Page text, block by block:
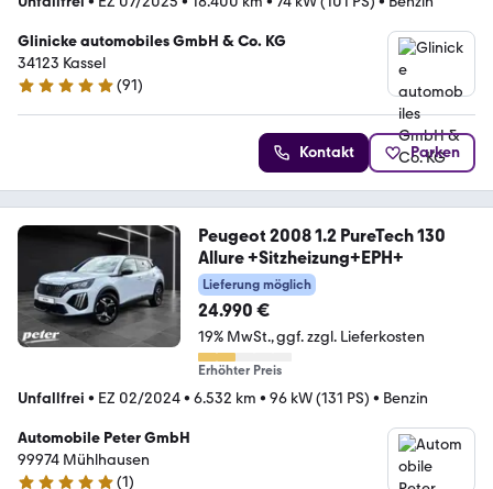
Glinicke automobiles GmbH & Co. KG
34123 Kassel
4.8 Sterne
(91)
Kontakt Parken
Peugeot 2008 1.2 PureTech 130
Allure +Sitzheizung+EPH+
Lieferung möglich
24.990 €
19% MwSt. ggf. zzgl. Lieferkosten
Erhöhter Preis
Unfallfrei • EZ 02/2024• 6.532 km • 96 kW (131 PS) • Benzin
Automobile Peter GmbH
99974 Mühlhausen
(1)